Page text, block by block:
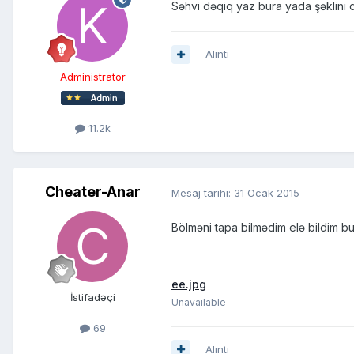
Administrator
11.2k
Səhvi dəqiq yaz bura yada şəklini
Alıntı
Cheater-Anar
İstifadəçi
69
Mesaj tarihi: 31 Ocak 2015
Bölməni tapa bilmədim elə bildim
ee.jpg
Unavailable
Alıntı